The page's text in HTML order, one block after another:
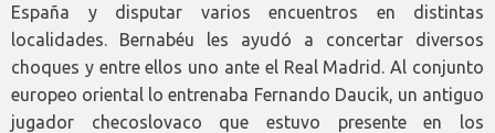
España y disputar varios encuentros en distintas
localidades. Bernabéu les ayudó a concertar diversos
choques y entre ellos uno ante el Real Madrid. Al conjunto
europeo oriental lo entrenaba Fernando Daucik, un antiguo
jugador checoslovaco que estuvo presente en los